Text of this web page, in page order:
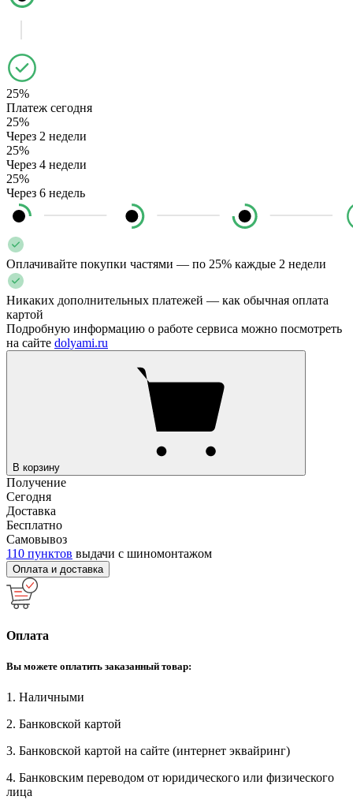
25%
Платеж сегодня
25%
Через 2 недели
25%
Через 4 недели
25%
Через 6 недель
Оплачивайте покупки частями — по 25% каждые 2 недели
Никаких дополнительных платежей — как обычная оплата
картой
Подробную информацию о работе сервиса можно посмотреть
на сайте dolyami.ru
В корзину
Получение
Сегодня
Доставка
Бесплатно
Самовывоз
110 пунктов выдачи с шиномонтажом
Оплата и доставка
Оплата
Вы можете оплатить заказанный товар:
1. Наличными
2. Банковской картой
3. Банковской картой на сайте (интернет эквайринг)
4. Банковским переводом от юридического или физического
лица